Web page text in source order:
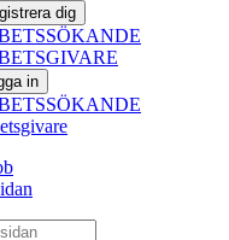
dig
in